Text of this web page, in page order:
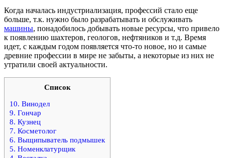
Когда началась индустриализация, профессий стало еще
больше, т.к. нужно было разрабатывать и обслуживать
машины, понадобилось добывать новые ресурсы, что привело
к появлению шахтеров, геологов, нефтяников и т.д. Время
идет, с каждым годом появляется что-то новое, но и самые
древние профессии в мире не забыты, а некоторые из них не
утратили своей актуальности.
Список
10. Винодел
9. Гончар
8. Кузнец
7. Косметолог
6. Выщипыватель подмышек
5. Номенклатурщик